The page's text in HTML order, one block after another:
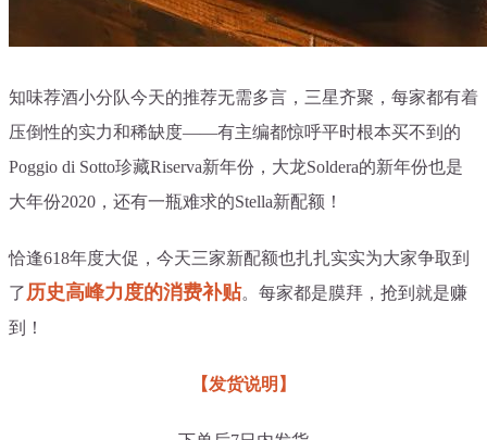
知味荐酒小分队今天的推荐无需多言，三星齐聚，每家都有着
压倒性的实力和稀缺度——有主编都惊呼平时根本买不到的
Poggio di Sotto珍藏Riserva新年份，大龙Soldera的新年份也是
大年份2020，还有一瓶难求的Stella新配额！
恰逢618年度大促，今天三家新配额也扎扎实实为大家争取到
了历史高峰力度的消费补贴。每家都是膜拜，抢到就是赚
到！
【发货说明】